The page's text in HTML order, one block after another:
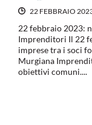
22 FEBBRAIO
22 febbraio 2023:
Imprenditori Il 22
imprese tra i soci
Murgiana
obiettivi comuni....